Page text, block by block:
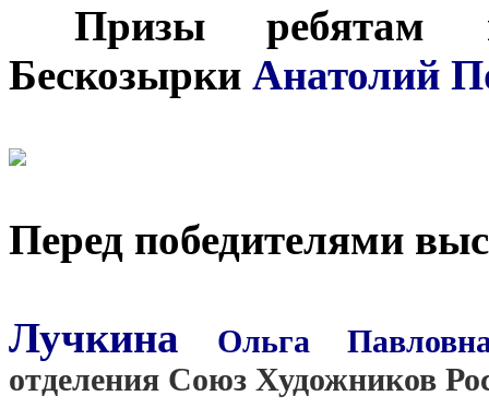
Призы ребятам
Бескозырки Анатолий
Перед победителями
Лучкина
Ольга
отделения Союз Художников